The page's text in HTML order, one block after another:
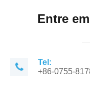
Entre
Tel:
+86-0755-